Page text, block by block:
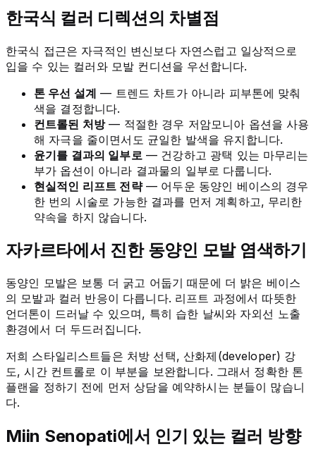
한국식 컬러 디렉션의 차별점
한국식 접근은 자극적인 변신보다 자연스럽고 일상적으로
입을 수 있는 컬러와 모발 컨디션을 우선합니다.
톤 우선 설계 — 트렌드 차트가 아니라 피부톤에 맞춰
색을 결정합니다.
컨트롤된 처방— 적절한 경우 저암모니아 옵션을 사용
해 자극을 줄이면서도 균일한 발색을 유지합니다.
윤기를 결과의 일부로 — 건강하고 광택 있는 마무리는
부가 옵션이 아니라 결과물의 일부로 다룹니다.
현실적인 리프트 전략— 어두운 동양인 베이스의 경우
한 번의 시술로 가능한 결과를 먼저 계획하고, 무리한
약속을 하지 않습니다.
자카르타에서 진한 동양인 모발 염색하기
동양인 모발은 보통 더 굵고 어둡기 때문에 더 밝은 베이스
의 모발과 컬러 반응이 다릅니다. 리프트 과정에서 따뜻한
언더톤이 드러날 수 있으며, 특히 습한 날씨와 자외선 노출
환경에서 더 두드러집니다.
저희 스타일리스트들은 처방 선택, 산화제(developer) 강
도, 시간 컨트롤로 이 부분을 보완합니다. 그래서 정확한 톤
플랜을 정하기 전에 먼저 상담을 예약하시는 분들이 많습니
다.
Miin Senopati에서 인기 있는 컬러 방향